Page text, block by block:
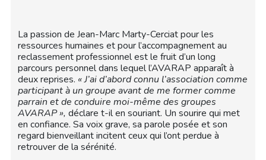
La passion de Jean-Marc Marty-Cerciat pour les
ressources humaines et pour l’accompagnement au
reclassement professionnel est le fruit d’un long
parcours personnel dans lequel l’AVARAP apparaît à
deux reprises. « J’ai d’abord connu l’association comme
participant à un groupe avant de me former comme
parrain et de conduire moi-même des groupes
AVARAP », déclare t-il en souriant. Un sourire qui met
en confiance. Sa voix grave, sa parole posée et son
regard bienveillant incitent ceux qui l’ont perdue à
retrouver de la sérénité.